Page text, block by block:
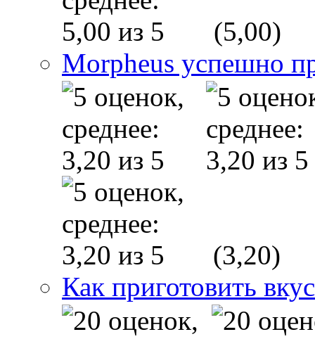
(5,00)
Morpheus успешно
(3,20)
Как приготовить